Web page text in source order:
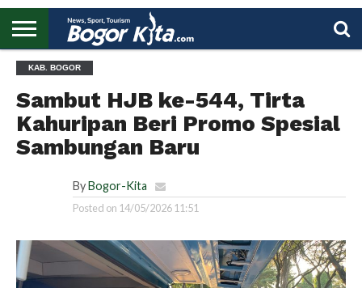
BOGOR
REGIONAL
NASIONAL
PENDIDIKAN
WISATA
OLAHRAGA
LAPORAN
PROFIL
KAB. BOGOR
Sambut HJB ke-544, Tirta
Kahuripan Beri Promo Spesial
Sambungan Baru
By Bogor-Kita
Posted on 14/05/2026 11:51